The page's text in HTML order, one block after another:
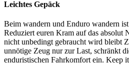
Leichtes Gepäck
Beim wandern und Enduro wandern
Reduziert euren Kram auf das absolut
nicht unbedingt gebraucht wird bleibt
unnötige Zeug nur zur Last, schränkt
enduristischen Fahrkomfort ein. Keep